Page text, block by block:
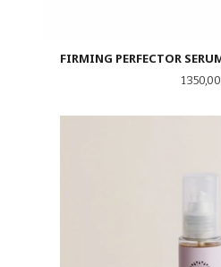
FIRMING PERFECTOR
Pris
1 350,00